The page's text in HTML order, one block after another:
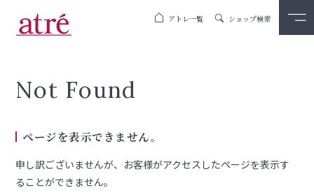
アトレ一覧 ショップ検索
Not Found
ページを表示できません。
申し訳ございませんが、お客様がアクセスしたページを表示す
ることができません。